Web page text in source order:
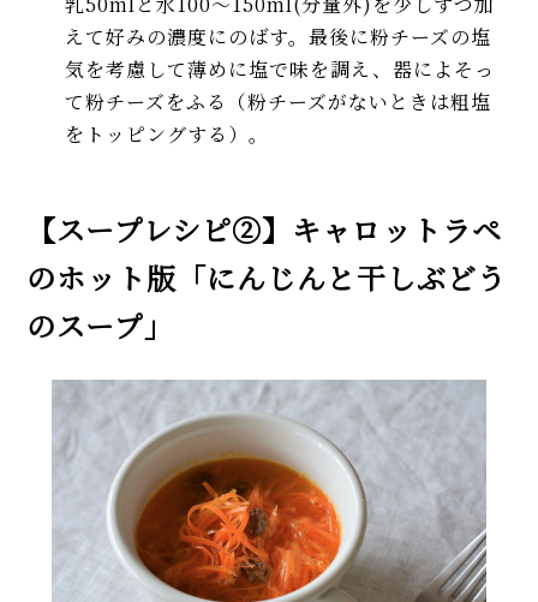
えて好みの濃度にのばす。最後に粉チーズの塩
気を考慮して薄めに塩で味を調え、器によそっ
て粉チーズをふる（粉チーズがないときは粗塩
をトッピングする）。
【スープレシピ②】キャロットラペ
のホット版「にんじんと干しぶどう
のスープ」